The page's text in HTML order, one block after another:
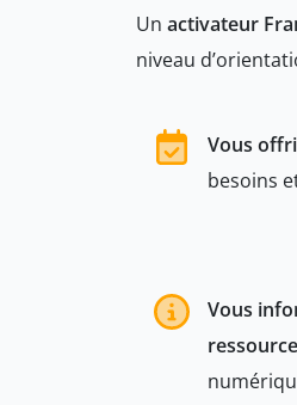
Un activateur
niveau
Vous
besoins
Vous